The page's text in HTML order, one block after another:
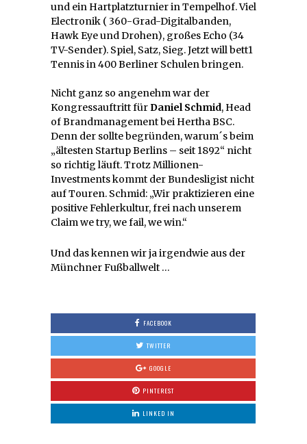
und ein Hartplatzturnier in Tempelhof. Viel
Electronik ( 360-Grad-Digitalbanden,
Hawk Eye und Drohen), großes Echo (34
TV-Sender). Spiel, Satz, Sieg. Jetzt will bett1
Tennis in 400 Berliner Schulen bringen.
Nicht ganz so angenehm war der
Kongressauftritt fürDaniel Schmid, Head
of Brandmanagement bei Hertha BSC.
Denn der sollte begründen, warum´s beim
„ältesten Startup Berlins – seit 1892“ nicht
so richtig läuft. Trotz Millionen-
Investments kommt der Bundesligist nicht
auf Touren. Schmid: „Wir praktizieren eine
positive Fehlerkultur, frei nach unserem
Claim we try, we fail, we win.“
Und das kennen wir ja irgendwie aus der
Münchner Fußballwelt …
FACEBOOK
TWITTER
GOOGLE
PINTEREST
LINKED IN